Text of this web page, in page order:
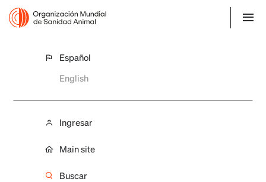
English
Español
Ingresar
Main site
Buscar